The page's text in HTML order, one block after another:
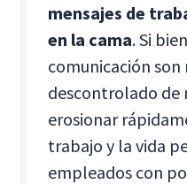
mensajes de
en la cama. Si
comunicación son
descontrolado de
erosionar
trabajo y la vida
empleados con